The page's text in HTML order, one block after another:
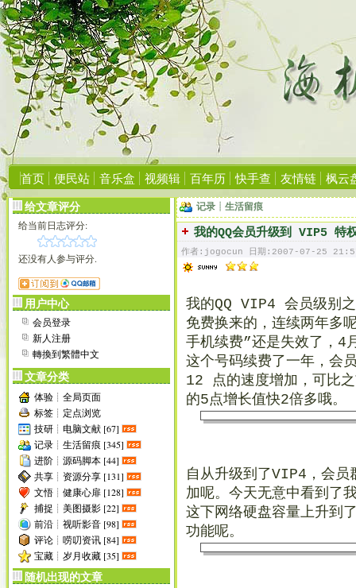
首页 便民站 音乐盒 视频辑 百年历 快手查 友情链 枫云
记录┊生活留痕
我的QQ会员升级到 VIP5 特
作者:jogocun 日期:2007-07-25
我的QQ VIP4 会员级别
免费换来的，连续两年多
手机续费”还是失效了，4
这个号码续费了一年，会
12 点的速度增加，可比
的5点增长值快2倍多哦。
自从升级到了VIP4，会员
加呢。今天无意中看到了
这下网络硬盘容量上升到
功能呢。
给文章评分
给当前日志评分:
还没有人参与评分.
用户中心
会员登录
新人注册
轉換到繁體中文
文章分类
体验┊全局页面
标签┊定点浏览
技研┊电脑文献 [67]
记录┊生活留痕 [345]
进阶┊源码脚本 [44]
共享┊资源分享 [131]
文悟┊健康心扉 [128]
捕捉┊美图摄影 [22]
前沿┊视听影音 [98]
评论┊唠叨资讯 [84]
宝藏┊岁月收藏 [35]
随机出现的文章